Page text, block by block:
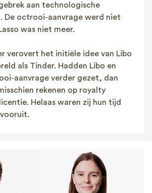
aan technologische
De octrooi-aanvrage werd niet
was niet meer.
verovert het initiële idee van Libo
als Tinder. Hadden Libo en
aanvrage verder gezet, dan
rekenen op royalty
Helaas waren zij hun tijd